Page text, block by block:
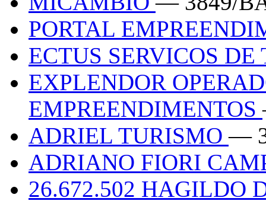
PORTAL
ECTUS SERVICOS
EXPLENDOR
EMPREENDIMENTOS
ADRIEL TURISMO—
ADRIANO FIORI
26.672.502 HAGILDO